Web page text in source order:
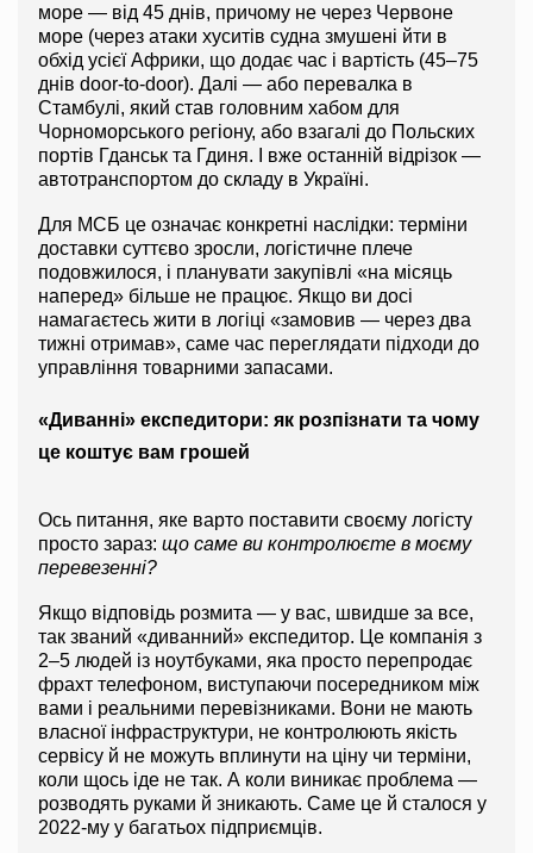
море — від 45 днів, причому не через Червоне
море (через атаки хуситів судна змушені йти в
обхід усієї Африки, що додає час і вартість (45–75
днів door-to-door). Далі — або перевалка в
Стамбулі, який став головним хабом для
Чорноморського регіону, або взагалі до Польских
портів Гданськ та Гдиня. І вже останній відрізок —
автотранспортом до складу в Україні.
Для МСБ це означає конкретні наслідки: терміни
доставки суттєво зросли, логістичне плече
подовжилося, і планувати закупівлі «на місяць
наперед» більше не працює. Якщо ви досі
намагаєтесь жити в логіці «замовив — через два
тижні отримав», саме час переглядати підходи до
управління товарними запасами.
«Диванні» експедитори: як розпізнати та чому
це коштує вам грошей
Ось питання, яке варто поставити своєму логісту
просто зараз: що саме ви контролюєте в моєму
перевезенні?
Якщо відповідь розмита — у вас, швидше за все,
так званий «диванний» експедитор. Це компанія з
2–5 людей із ноутбуками, яка просто перепродає
фрахт телефоном, виступаючи посередником між
вами і реальними перевізниками. Вони не мають
власної інфраструктури, не контролюють якість
сервісу й не можуть вплинути на ціну чи терміни,
коли щось іде не так. А коли виникає проблема —
розводять руками й зникають. Саме це й сталося у
2022-му у багатьох підприємців.